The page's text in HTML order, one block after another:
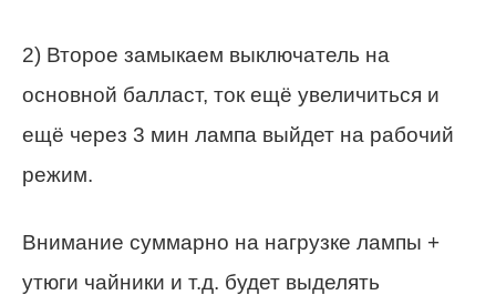
2) Второе замыкаем выключатель на
основной балласт, ток ещё увеличиться и
ещё через 3 мин лампа выйдет на рабочий
режим.
Внимание суммарно на нагрузке лампы +
утюги чайники и т.д. будет выделять